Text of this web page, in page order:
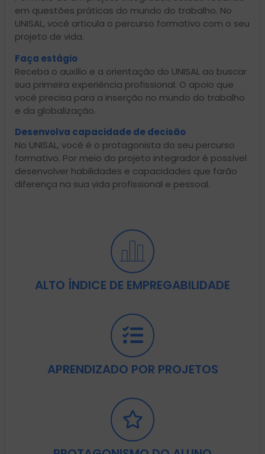
em questões práticas do mundo do trabalho. No
UNISAL, você articula o percurso formativo com o seu
projeto de vida.
Faça estágio
Receba o auxílio e a orientação do UNISAL ao buscar
sua primeira experiência profissional. O apoio que
você precisa para a inserção no mundo do trabalho
e da globalização.
Desenvolva capacidade de decisão
No UNISAL, você é o protagonista do seu percurso
formativo. Por meio do projeto integrador é possível
desenvolver habilidades e capacidades que farão
diferença na sua vida profissional e pessoal.
ALTO ÍNDICE DE EMPREGABILIDADE
APRENDIZADO POR PROJETOS